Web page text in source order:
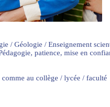
/ Géologie / Enseignement
patience, mise en
au collège / lycée / faculté